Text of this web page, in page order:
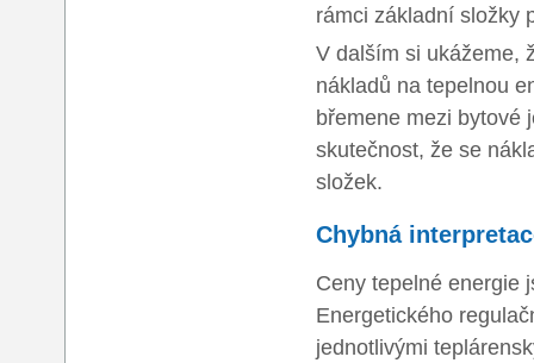
rámci základní složky
V dalším si ukážeme,
nákladů na tepelnou
břemene mezi bytové
skutečnost, že se
složek.
Chybná
Ceny tepelné energie
Energetického
jednotlivými